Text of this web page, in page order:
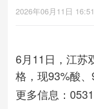
2026年06月11日
6月11日，江苏
格，现93%酸、
更多信息：